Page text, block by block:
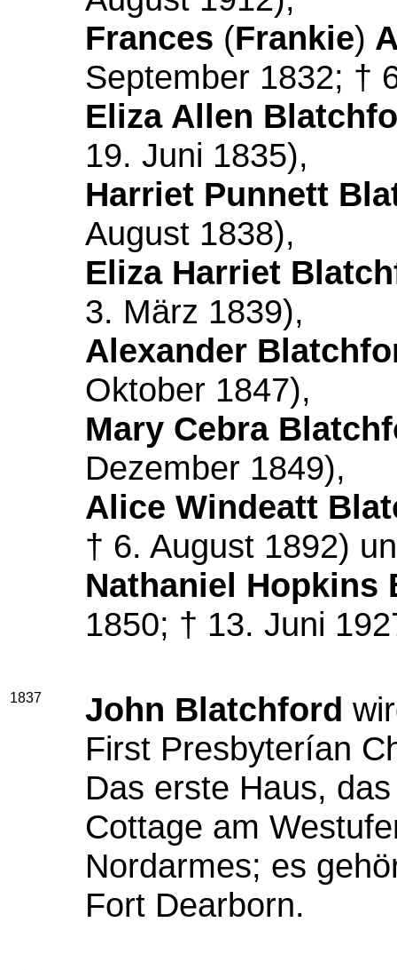
Frances (Frankie)
September 1832; †
Eliza Allen
19. Juni 1835),
Harriet Punnett
August 1838),
Eliza Harriet
3. März 1839),
Alexander
Oktober 1847),
Mary Cebra
Dezember 1849),
Alice Windeatt
† 6. August 1892)
Nathaniel Hopkins
1850; † 13. Juni
1837 John Blatchford
First Presbyterían
Das erste Haus,
Cottage am
Nordarmes; es
Fort Dearborn.